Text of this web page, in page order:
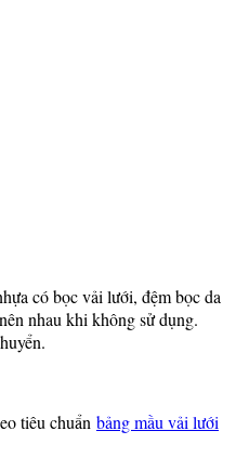
có bọc vải lưới, đệm bọc da
nhau khi không sử dụng.
tiêu chuẩn bảng mầu vải lưới